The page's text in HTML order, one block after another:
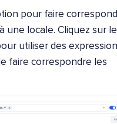
pour faire
une locale. Cliquez sur le
utiliser des
faire correspondre les